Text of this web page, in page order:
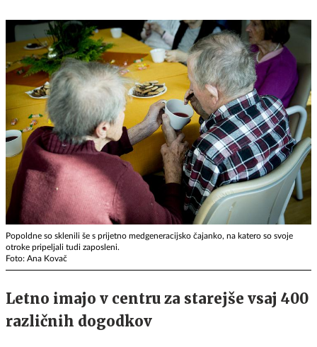
Popoldne so sklenili še s prijetno medgeneracijsko čajanko, na katero so svoje
otroke pripeljali tudi zaposleni.
Foto: Ana Kovač
Letno imajo v centru za starejše vsaj 400
različnih dogodkov